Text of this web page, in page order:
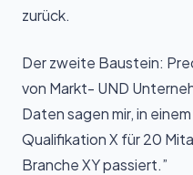
zurück.
Der zweite Baustein:
von Markt- UND
Daten sagen mir, in
Qualifikation X für 20
Branche XY passiert.”